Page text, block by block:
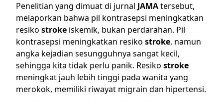
Penelitian yang dimuat di jurnal JAMAtersebut,
melaporkan bahwa pil kontrasepsi meningkatkan
resiko stroke iskemik, bukan perdarahan. Pil
kontrasepsi meningkatkan resiko stroke, namun
angka kejadian sesungguhnya sangat kecil,
sehingga kita tidak perlu panik. Resiko stroke
meningkat jauh lebih tinggi pada wanita yang
merokok, memiliki riwayat migrain dan hipertensi.